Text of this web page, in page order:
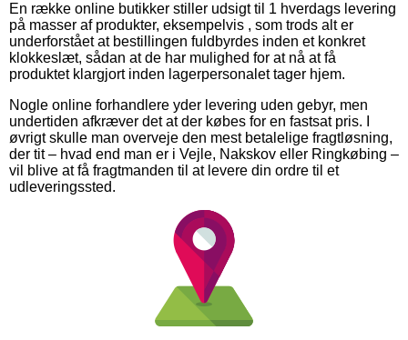
En række online butikker stiller udsigt til 1 hverdags levering
på masser af produkter, eksempelvis , som trods alt er
underforstået at bestillingen fuldbyrdes inden et konkret
klokkeslæt, sådan at de har mulighed for at nå at få
produktet klargjort inden lagerpersonalet tager hjem.
Nogle online forhandlere yder levering uden gebyr, men
undertiden afkræver det at der købes for en fastsat pris. I
øvrigt skulle man overveje den mest betalelige fragtløsning,
der tit – hvad end man er i Vejle, Nakskov eller Ringkøbing –
vil blive at få fragtmanden til at levere din ordre til et
udleveringssted.